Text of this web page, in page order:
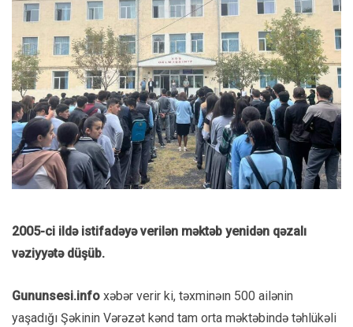
2005-ci ildə istifadəyə verilən məktəb yenidən qəzalı
vəziyyətə düşüb.
Gununsesi.info xəbər verir ki, təxminəın 500 ailənin
yaşadığı Şəkinin Vərəzət kənd tam orta məktəbində təhlükəli